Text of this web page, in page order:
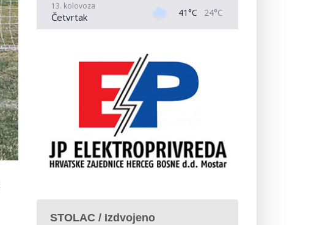
13. kolovoza
Četvrtak 41°C 24°C
STOLAC / Izdvojeno